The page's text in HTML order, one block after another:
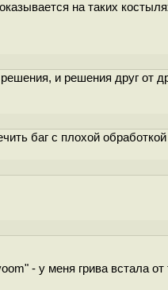
на таких
и решения друг от
баг с плохой
- у меня грива встала от